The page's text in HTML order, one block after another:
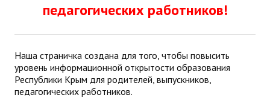
В ПОМОЩЬ УЧИТЕЛЮ
ГИА
Карта ГИА РК
педагогических работников!
Наша страничка создана для того, чтобы повысить
уровень информационной открытости образования
Республики Крым для родителей, выпускников,
педагогических работников.